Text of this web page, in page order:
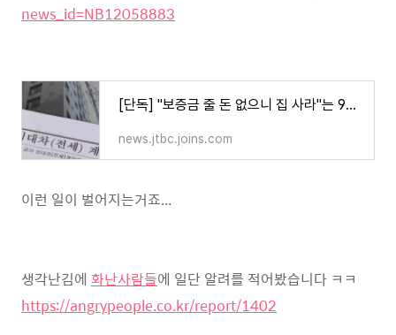
news_id=NB12058883
[단독] "보증금 줄 돈 없으니 집 사라"는 900채 빌라왕…행방도 묘연
news.jtbc.joins.com
이런 일이 벌어지는거죠...
생각난김에 화난사람들에 일단 알려를 적어봤습니다 ㅋㅋ
https://angrypeople.co.kr/report/1402